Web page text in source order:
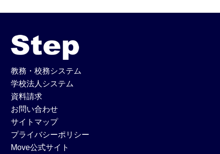
教務・校務システム
学校法人システム
資料請求
お問い合わせ
サイトマップ
プライバシーポリシー
Move公式サイト